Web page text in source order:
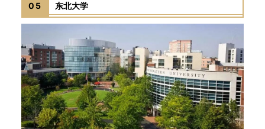
05 东北大学